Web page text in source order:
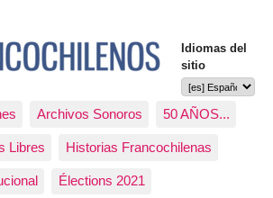
Idiomas del
sitio
Archivos Sonoros 50 AÑOS...
Libres Historias Francochilenas
Élections 2021